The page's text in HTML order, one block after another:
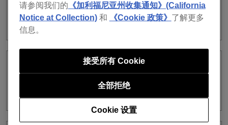
使用Cloud Library Sync时，rekordbox
响应缓慢。
SYNC MANAGER同步的播放列表将从设
请参阅我们的 《加利福尼亚州收集通知》(California
Notice at Collection)和 《Cookie 政策》 了解更多
信息。
Cookie 设置
全部拒绝
接受所有 Cookie